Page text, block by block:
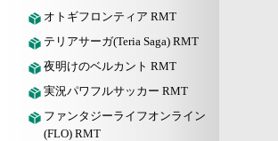
オトギフロンティア RMT
テリアサーガ(Teria Saga) RMT
夜明けのベルカント RMT
実況パワフルサッカー RMT
ファンタジーライフオンライン
(FLO) RMT